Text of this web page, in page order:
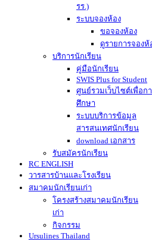
รร.)
ระบบจองห้อง
ขอจองห้อง
ดูรายการจองห้
บริการนักเรียน
คู่มือนักเรียน
SWIS Plus for Student
ศูนย์รวมเว็บไซต์เพื่อก
ศึกษา
ระบบบริการข้อมูล
สารสนเทศนักเรียน
download เอกสาร
รับสมัครนักเรียน
RC ENGLISH
วารสารบ้านและโรงเรียน
สมาคมนักเรียนเก่า
โครงสร้างสมาคมนักเรียน
เก่า
กิจกรรม
Ursulines Thailand